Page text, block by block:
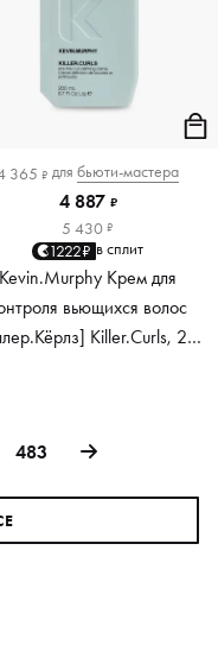
365 ₽ для бьюти-мастера
4 887 ₽
5 430 ₽
1222₽ в сплит
Kevin.Murphy Крем для
вьющихся волос
Killer.Curls, 200
483